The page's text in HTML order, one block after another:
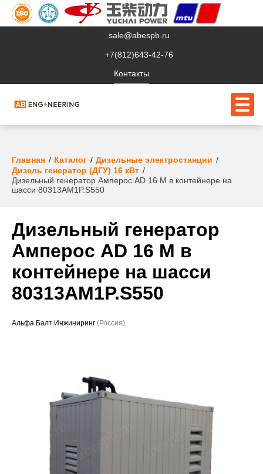
sale@abespb.ru
+7(812)643-42-76
Контакты
О компании
Клиентам
Сервис
Судовое ЭО
Проекты
Главная Каталог
Дизельные электростанции
Дизель генератор (ДГУ) 16 кВт
Дизельный генератор Амперос AD 16 M в контейнере на
шасси 80313AM1P.S550
Дизельный генератор
Амперос AD 16 M в
контейнере на шасси
80313AM1P.S550
Альфа Балт Инжиниринг (Россия)